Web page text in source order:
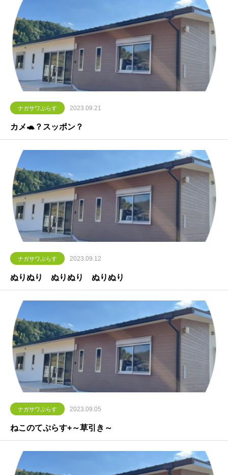
ナガサワぷらす 2023.09.21
カメ🐢？スッポン？
ナガサワぷらす 2023.09.12
ぬりぬり ぬりぬり ぬりぬり
ナガサワぷらす 2023.09.05
ねこのてぷらす+～草引き～